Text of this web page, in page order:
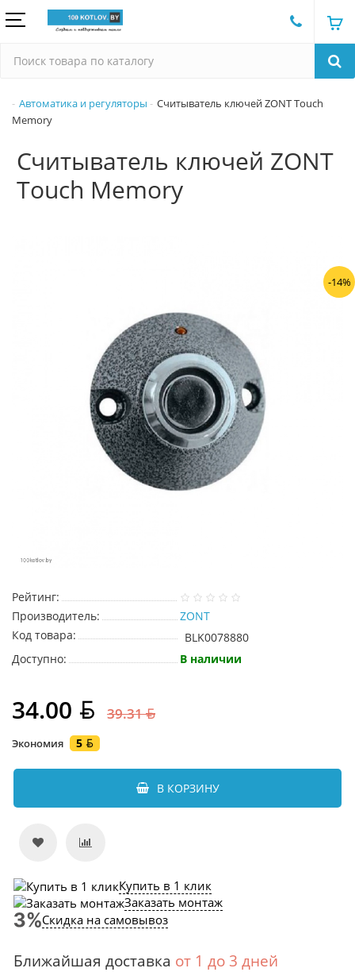
Автоматика и регуляторы
Считыватель ключей ZONT Тouch
Memory
Считыватель ключей ZONT
Тouch Memory
-14%
Рейтинг:
Производитель:
ZONT
Код товара:
BLK0078880
Доступно:
В наличии
34.00 39.31
Экономия 5
В КОРЗИНУ
Купить в 1 клик
Заказать монтаж
Скидка на самовывоз
Ближайшая доставка от 1 до 3 дней